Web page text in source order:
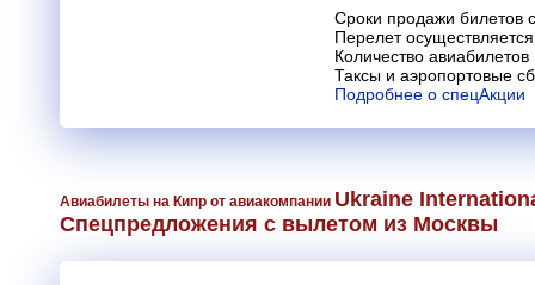
Сроки продажи билетов
Перелет
Количество
Таксы и аэропортовые
Подробнее о спецАкции
Авиабилеты на Кипр от авиакомпании Ukraine
Спецпредложения с вылетом из Москвы